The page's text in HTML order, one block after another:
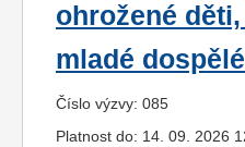
ohrožené
mladé
Číslo výzvy: 085
Platnost do: 14. 09. 2026